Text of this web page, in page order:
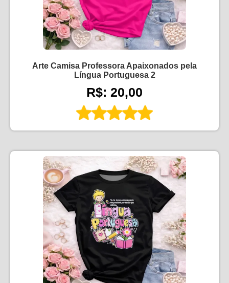
Arte Camisa Professora Apaixonados pela
Língua Portuguesa 2
R$: 20,00